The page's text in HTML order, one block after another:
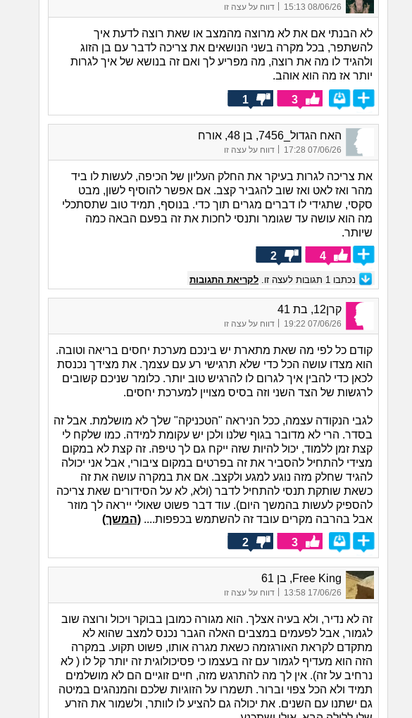
08/06/26 15:13 דווח על עצה זו
לא הבנתי אם את לא מרוצה מהמצב או שאת רוצה לדעת איך
להשתפר, בכל מקרה בשני הנושאים את צריכה לדבר עם בן הזוג
ולהגיד לו מה את רוצה, מה מפריע לך ואם זה בנושא של איך לגרות
יותר אז מה הוא אוהב.
3
1
האח הגדול_7456, בן 48, אורח
07/06/26 17:28
| דווח על עצה זו
את צריכה לגרות בעיקר את החלק העליון של הכיפה, לעשות לו ביד
מהר ואז לאט ואז שוב להגביר קצב. אם אפשר להוסיף לשון, מבט
סקסי, שתגידי לו דברים מגרים תוך כדי. בנוסף, תמיד טוב שתסתכלי
מה הוא עושה עד שגומר ותנסי לחכות את זה בפעם הבאה כמה
שיותר.
4
2
נכתבו 1 תגובות לעצה זו. לקריאת התגובות
קרן12, בת 41
07/06/26 19:22 דווח על עצה זו
קודם כל לפי מה שאת מתארת יש בינכם מערכת יחסים בריאה וטובה.
הוא מצדו עושה הכל כדי שלא תרגישי רע עם עצמך. את מצידך נכנסת
לכאן כדי להבין איך לגרום לו להרגיש טוב יותר. כלומר שניכם קשובים
לרגשות של הצד השני וזה בסיס מצויין למערכת יחסים.
לגבי הנקודה עצמה, ככל הניראה "הטכניקה" שלך לא מושלמת. אבל זה
בסדר. הרי לא מדובר בגוף שלנו ולכן יש עקומת למידה. כמו שלקח לי
קצת זמן ללמוד, יכול להיות שזה ייקח גם לך טיפה. זה קצת לא במקום
מצידי להתחיל להסביר את זה בפרטים במקום ציבורי, אבל אני יכולה
להגיד שחלק מזה נוגע למגע ולקצב. אם את במקרה עושה את זה
כשאת שותקת תנסי להתחיל לדבר (ולא, לא על הסידורים שאת צריכה
להספיק לעשות בהמשך היום). עוד דבר פשוט שאולי ייראה לך מוזר
אבל בהרבה מקרים עובד זה להשתמש בכפפות.... (המשך)
3
2
Free King, בן 61
17/06/26 13:58 דווח על עצה זו
זה לא נדיר, ולא בעיה אצלך. הוא מגורה כמובן בבוקר ויכול ורוצה שוב
לגמור, אבל לפעמים במצבים האלה הגבר נכנס למצב שהוא לא
מתקדם לקראת האורגזמה כשאת מגרה אותו, פשוט תקוע. במקרה
הזה הוא מעדיף לגמור עם זה בעצמו כי פסיכולוגית זה יותר קל לו ( לא
נרחיב על זה). אין לך מה להתרגש מזה, חיים זוגיים הם לא מושלמים
תמיד ולא הכל צפוי וברור. תשמרו על הזוגיות שלכם והמנהגים במיטה
גם ישתנו עם השנים. את יכולה גם להציע לו לוותר, ולשמור את הזרע